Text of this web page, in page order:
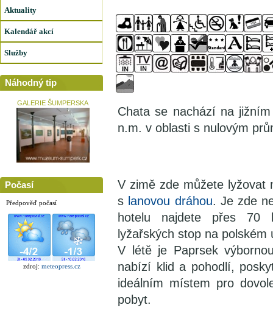
Aktuality
Kalendář akcí
Služby
Náhodný tip
GALERIE ŠUMPERSKA
Počasí
Předpověď počasí
zdroj: meteopress.cz
Chata se nachází na
n.m. v oblasti s nulovým
V zimě zde můžete lyžovat
s lanovou dráhou. Je zde
hotelu najdete přes 70
lyžařských stop na polském
V létě je Paprsek
nabízí klid a pohodlí,
ideálním místem pro
pobyt.